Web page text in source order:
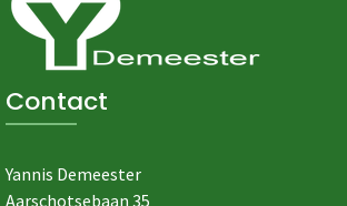
Contact
Yannis Demeester
Aarschotsebaan 35